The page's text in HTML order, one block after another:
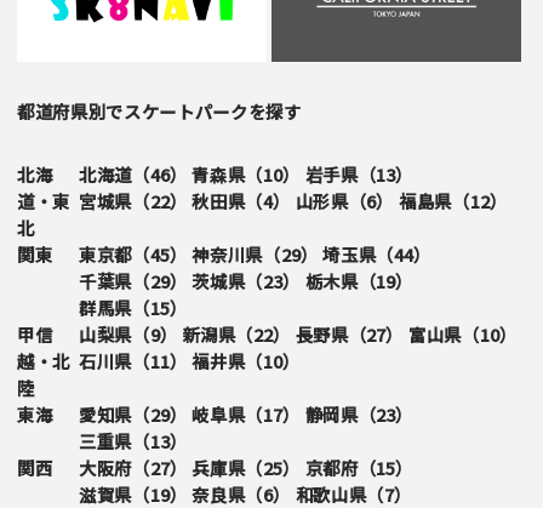
都道府県別でスケートパークを探す
北海
道・東
北
北海道（46） 青森県（10） 岩手県（13）
宮城県（22） 秋田県（4） 山形県（6） 福島県（12）
関東 東京都（45） 神奈川県（29） 埼玉県（44）
千葉県（29） 茨城県（23） 栃木県（19）
群馬県（15）
甲信
越・北
陸
山梨県（9） 新潟県（22） 長野県（27） 富山県（10）
石川県（11） 福井県（10）
東海 愛知県（29） 岐阜県（17） 静岡県（23）
三重県（13）
関西
大阪府（27） 兵庫県（25） 京都府（15）
滋賀県（19） 奈良県（6） 和歌山県（7）